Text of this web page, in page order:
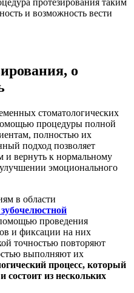
и возможность вести
о
стоматологических
процедуры полной
полностью их
подход позволяет
и вернуть к нормальному
эмоционального
в области
проведения
и фиксации на них
точностью повторяют
выполняют их
процесс, который
состоит из нескольких